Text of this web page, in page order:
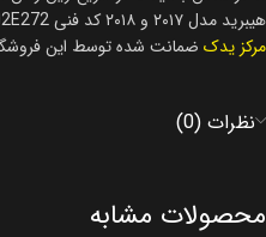
هیبرید مدل ۲۰۱۷ و ۲۰۱۸ کد فنی 251002E272 را تهیه کنید. تمامی محصولات
مرکز یدک ضمانت شده توسط این
نظرات (0)
محصولات مشابه